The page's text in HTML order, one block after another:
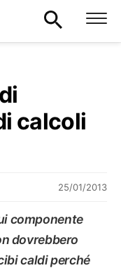
calcoli
25/01/2013
componente
dovrebbero
caldi perché